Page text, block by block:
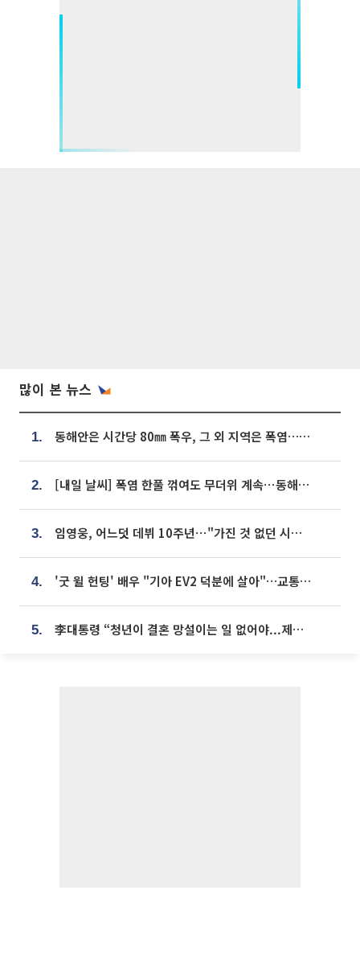
많이 본 뉴스
1. 동해안은 시간당 80㎜ 폭우, 그 외 지역은 폭염…‘극과 극 날씨’
2. [내일 날씨] 폭염 한풀 꺾여도 무더위 계속⋯동해안 이틀 연속 비
3. 임영웅, 어느덧 데뷔 10주년⋯"가진 것 없던 시절, 내 앞엔 20명의 팬뿐"
4. '굿 윌 헌팅' 배우 "기아 EV2 덕분에 살아"…교통사고 후 안전성 극찬
5. 李대통령 “청년이 결혼 망설이는 일 없어야...제도상 불이익 조사”